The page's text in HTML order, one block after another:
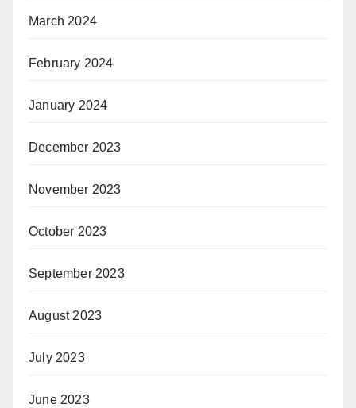
March 2024
February 2024
January 2024
December 2023
November 2023
October 2023
September 2023
August 2023
July 2023
June 2023